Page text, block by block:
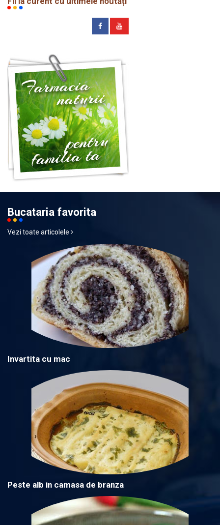
Bucataria favorita
Vezi toate articolele
Invartita cu mac
Peste alb in camasa de branza